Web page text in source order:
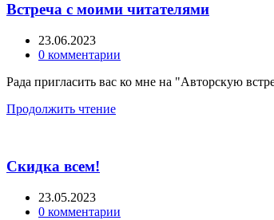
Встреча с моими читателями
23.06.2023
0 комментарии
Рада пригласить вас ко мне на "Авторскую
Продолжить чтение
Скидка всем!
23.05.2023
0 комментарии